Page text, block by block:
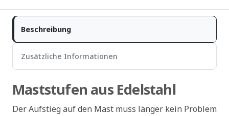
Beschreibung
Zusätzliche Informationen
Maststufen aus Edelstahl
Der Aufstieg auf den Mast muss länger kein Problem